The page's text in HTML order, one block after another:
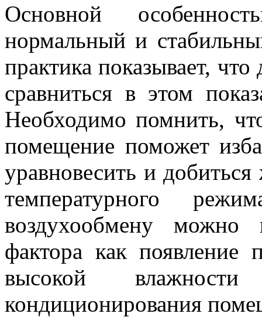
Основной
нормальный и
практика показывает,
сравниться в этом
Необходимо помнить,
помещение поможет
уравновесить и
температурного
воздухообмену можно
фактора как появление
высокой
кондиционирования